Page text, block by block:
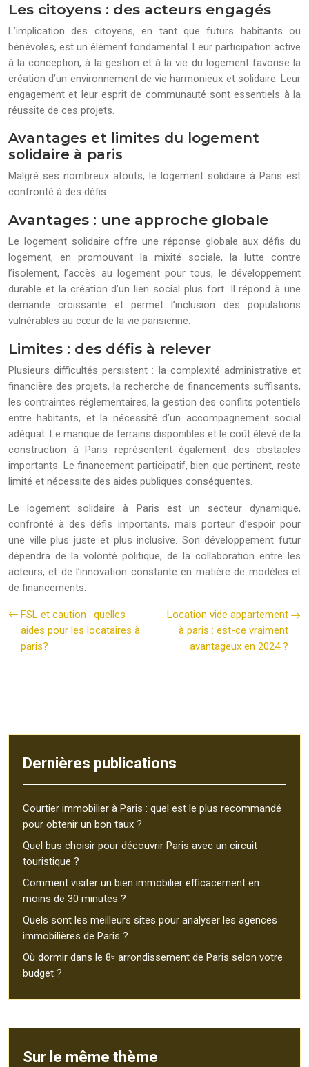
Les citoyens : des acteurs engagés
L’implication des citoyens, en tant que futurs habitants ou
bénévoles, est un élément fondamental. Leur participation active
à la conception, à la gestion et à la vie du logement favorise la
création d’un environnement de vie harmonieux et solidaire. Leur
engagement et leur esprit de communauté sont essentiels à la
réussite de ces projets.
Avantages et limites du logement
solidaire à paris
Malgré ses nombreux atouts, le logement solidaire à Paris est
confronté à des défis.
Avantages : une approche globale
Le logement solidaire offre une réponse globale aux défis du
logement, en promouvant la mixité sociale, la lutte contre
l’isolement, l’accès au logement pour tous, le développement
durable et la création d’un lien social plus fort. Il répond à une
demande croissante et permet l’inclusion des populations
vulnérables au cœur de la vie parisienne.
Limites : des défis à relever
Plusieurs difficultés persistent : la complexité administrative et
financière des projets, la recherche de financements suffisants,
les contraintes réglementaires, la gestion des conflits potentiels
entre habitants, et la nécessité d’un accompagnement social
adéquat. Le manque de terrains disponibles et le coût élevé de la
construction à Paris représentent également des obstacles
importants. Le financement participatif, bien que pertinent, reste
limité et nécessite des aides publiques conséquentes.
Le logement solidaire à Paris est un secteur dynamique,
confronté à des défis importants, mais porteur d’espoir pour
une ville plus juste et plus inclusive. Son développement futur
dépendra de la volonté politique, de la collaboration entre les
acteurs, et de l’innovation constante en matière de modèles et
de financements.
FSL et caution : quelles
aides pour les locataires à
paris?
Location vide appartement
à paris : est-ce vraiment
avantageux en 2024 ?
Dernières publications
Courtier immobilier à Paris : quel est le plus recommandé
pour obtenir un bon taux ?
Quel bus choisir pour découvrir Paris avec un circuit
touristique ?
Comment visiter un bien immobilier efficacement en
moins de 30 minutes ?
Quels sont les meilleurs sites pour analyser les agences
immobilières de Paris ?
Où dormir dans le 8ᵉ arrondissement de Paris selon votre
budget ?
Sur le même thème